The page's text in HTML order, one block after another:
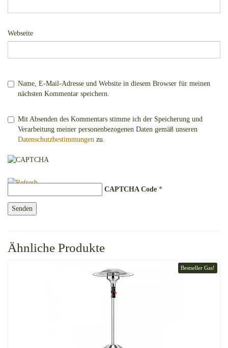
Webseite
Name, E-Mail-Adresse und Website in diesem Browser für meinen
nächsten Kommentar speichern.
Mit Absenden des Kommentars stimme ich der Speicherung und
Verarbeitung meiner personenbezogenen Daten gemäß unseren
Datenschutzbestimmungen zu.
CAPTCHA Code *
Ähnliche Produkte
Bestseller Gas!